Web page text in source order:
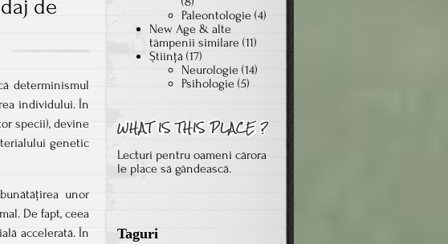
de
determinismul
individului. În
specii), devine
genetic
unor
De fapt, ceea
accelerată. În
Paleontologie (4)
New Age & alte
tâmpenii similare (11)
Ştiinţă (17)
Neurologie (14)
Psihologie (5)
Lecturi pentru oameni cărora
le place să gândească.
Taguri